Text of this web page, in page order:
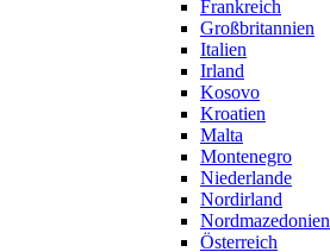
Frankreich
Großbritannien
Italien
Irland
Kosovo
Kroatien
Malta
Montenegro
Niederlande
Nordirland
Nordmazedonien
Österreich